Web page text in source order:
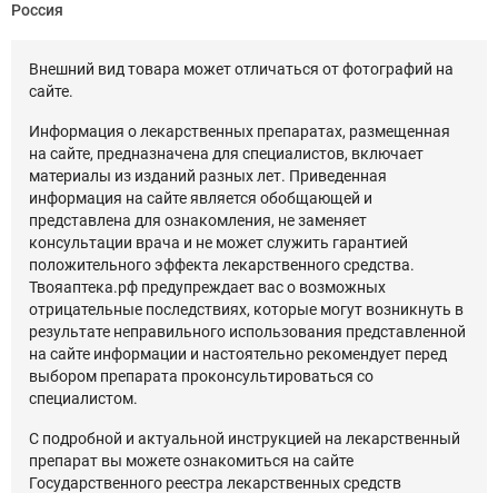
Россия
Внешний вид товара может отличаться от фотографий на
сайте.
Информация о лекарственных препаратах, размещенная
на сайте, предназначена для специалистов, включает
материалы из изданий разных лет. Приведенная
информация на сайте является обобщающей и
представлена для ознакомления, не заменяет
консультации врача и не может служить гарантией
положительного эффекта лекарственного средства.
Твояаптека.рф предупреждает вас о возможных
отрицательные последствиях, которые могут возникнуть в
результате неправильного использования представленной
на сайте информации и настоятельно рекомендует перед
выбором препарата проконсультироваться со
специалистом.
С подробной и актуальной инструкцией на лекарственный
препарат вы можете ознакомиться на сайте
Государственного реестра лекарственных средств